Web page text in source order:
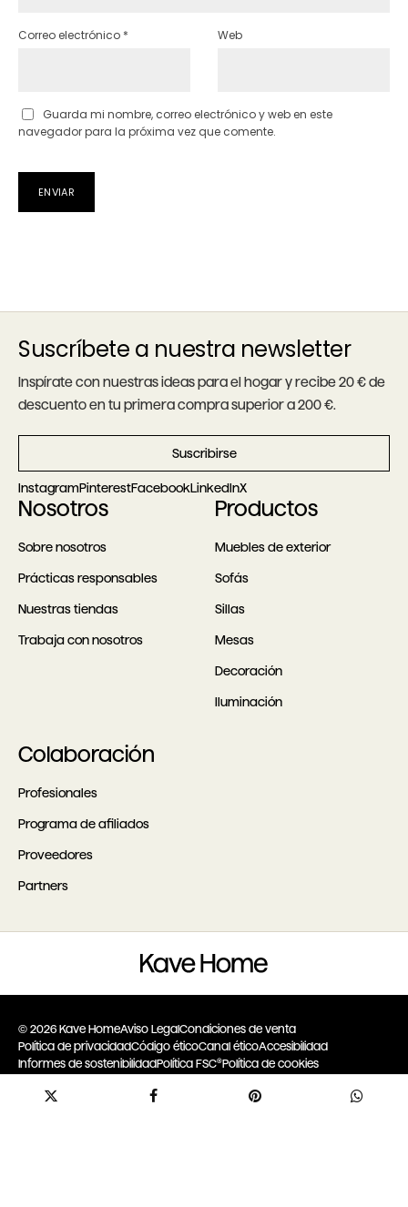
Correo electrónico * Web
Guarda mi nombre, correo electrónico y web en este
navegador para la próxima vez que comente.
Suscríbete a nuestra newsletter
Inspírate con nuestras ideas para el hogar y recibe 20 € de
descuento en tu primera compra superior a 200 €.
Suscribirse
InstagramPinterestFacebookLinkedInX
Nosotros
Sobre nosotros
Prácticas responsables
Nuestras tiendas
Trabaja con nosotros
Productos
Muebles de exterior
Sofás
Sillas
Mesas
Decoración
Iluminación
Colaboración
Profesionales
Programa de afiliados
Proveedores
Partners
© 2026 Kave HomeAviso LegalCondiciones de venta
Política de privacidadCódigo éticoCanal éticoAccesibilidad
Informes de sostenibilidadPolítica FSC®Política de cookies